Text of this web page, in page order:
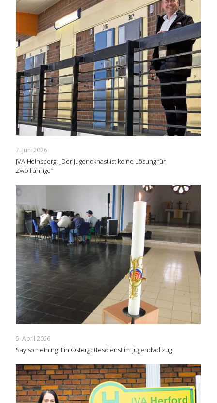
7. Juni 2026
JVA Heinsberg: „Der Jugendknast ist keine Lösung für
Zwölfjährige“
5. April 2026
Say something: Ein Ostergottesdienst im Jugendvollzug